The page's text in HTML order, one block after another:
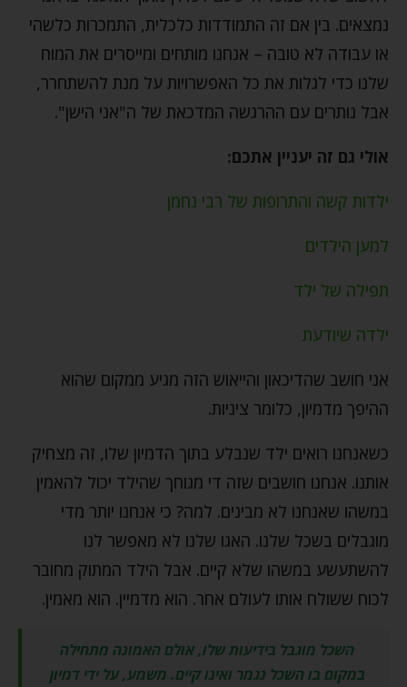
נמצאים. בין אם זה התמודדות כלכלית, התמכרות כלשהי
או עבודה לא טובה – אנחנו מותחים ומייסרים את המוח
שלנו כדי לגלות את כל האפשרויות על מנת להשתחרר,
אבל נותרים עם ההרגשה המדכאת של ה"אני הישן".
אולי גם זה יעניין אתכם:
ילדות קשה והתרופות של רבי נחמן
למען הילדים
תפילה של ילד
ילדה שיודעת
אני חושב שהדיכאון והייאוש הזה מגיע ממקום שהוא
ההיפך מדמיון, כלומר ציניות.
כשאנחנו רואים ילד שנבלע בתוך הדמיון שלו, זה מצחיק
אותנו. אנחנו חושבים שזה די מגוחך שהילד יכול להאמין
במשהו שאנחנו לא מבינים. למה? כי אנחנו יותר מדי
מוגבלים בשכל שלנו. האגו שלנו לא מאפשר לנו
להשתעשע במשהו שלא קיים. אבל הילד המתוק מחובר
לכוח ששולח אותו לעולם אחר. הוא מדמיין. הוא מאמין.
השכל מוגבל בידיעות שלו, אולם האמונה מתחילה
במקום בו השכל נגמר ואינו קיים. משמע, על ידי דמיון